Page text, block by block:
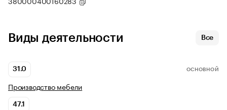
Виды деятельности Все
31.0 ОСНОВНОЙ
Производство мебели
47.1